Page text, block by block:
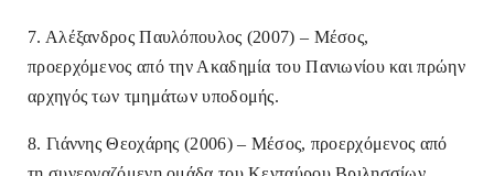
7. Αλέξανδρος Παυλόπουλος (2007) – Μέσος,
προερχόμενος από την Ακαδημία του Πανιωνίου και πρώην
αρχηγός των τμημάτων υποδομής.
8. Γιάννης Θεοχάρης (2006) – Μέσος, προερχόμενος από